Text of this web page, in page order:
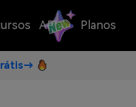
API Planos